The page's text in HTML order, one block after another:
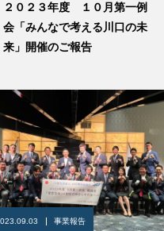
２０２３年度 １０月第一例
会「みんなで考える川口の未
来」開催のご報告
事業報告